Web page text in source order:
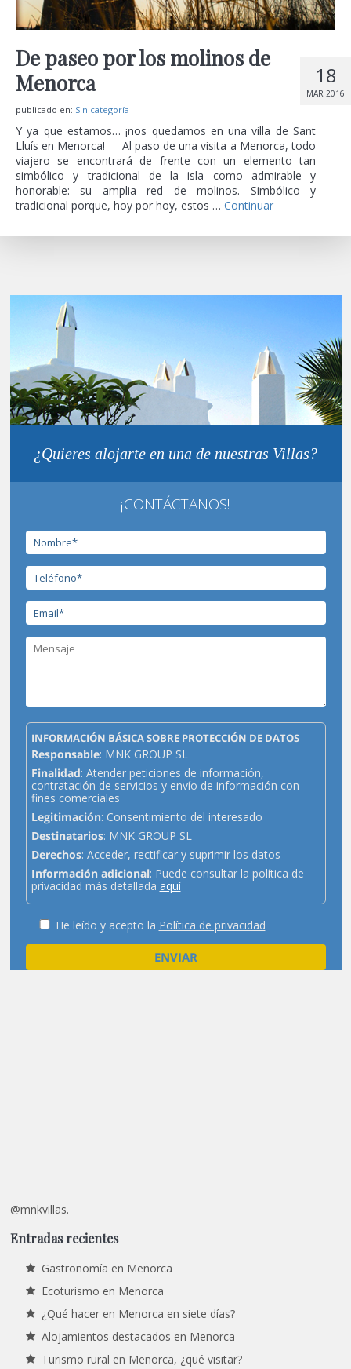
18
MAR 2016
De paseo por los molinos de
Menorca
publicado en: Sin categoría
Y ya que estamos… ¡nos quedamos en una villa de Sant
Lluís en Menorca! Al paso de una visita a Menorca, todo
viajero se encontrará de frente con un elemento tan
simbólico y tradicional de la isla como admirable y
honorable: su amplia red de molinos. Simbólico y
tradicional porque, hoy por hoy, estos … Continuar
¿Quieres alojarte en una de nuestras Villas?
¡CONTÁCTANOS!
INFORMACIÓN BÁSICA SOBRE PROTECCIÓN DE DATOS
Responsable: MNK GROUP SL
Finalidad: Atender peticiones de información,
contratación de servicios y envío de información con
fines comerciales
Legitimación: Consentimiento del interesado
Destinatarios: MNK GROUP SL
Derechos: Acceder, rectificar y suprimir los datos
Información adicional: Puede consultar la política de
privacidad más detallada aquí
He leído y acepto la Política de privacidad
@mnkvillas.
Entradas recientes
Gastronomía en Menorca
Ecoturismo en Menorca
¿Qué hacer en Menorca en siete días?
Alojamientos destacados en Menorca
Turismo rural en Menorca, ¿qué visitar?